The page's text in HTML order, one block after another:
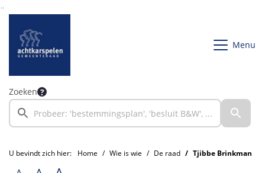
Ga naar de inhoud van deze pagina
Ga naar het zoeken
Ga naar het menu
Menu
Zoeken
U bevindt zich hier: Home Wie is wie De raad Tjibbe Brinkman